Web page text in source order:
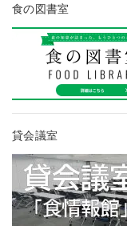
食の図書室
貸会議室